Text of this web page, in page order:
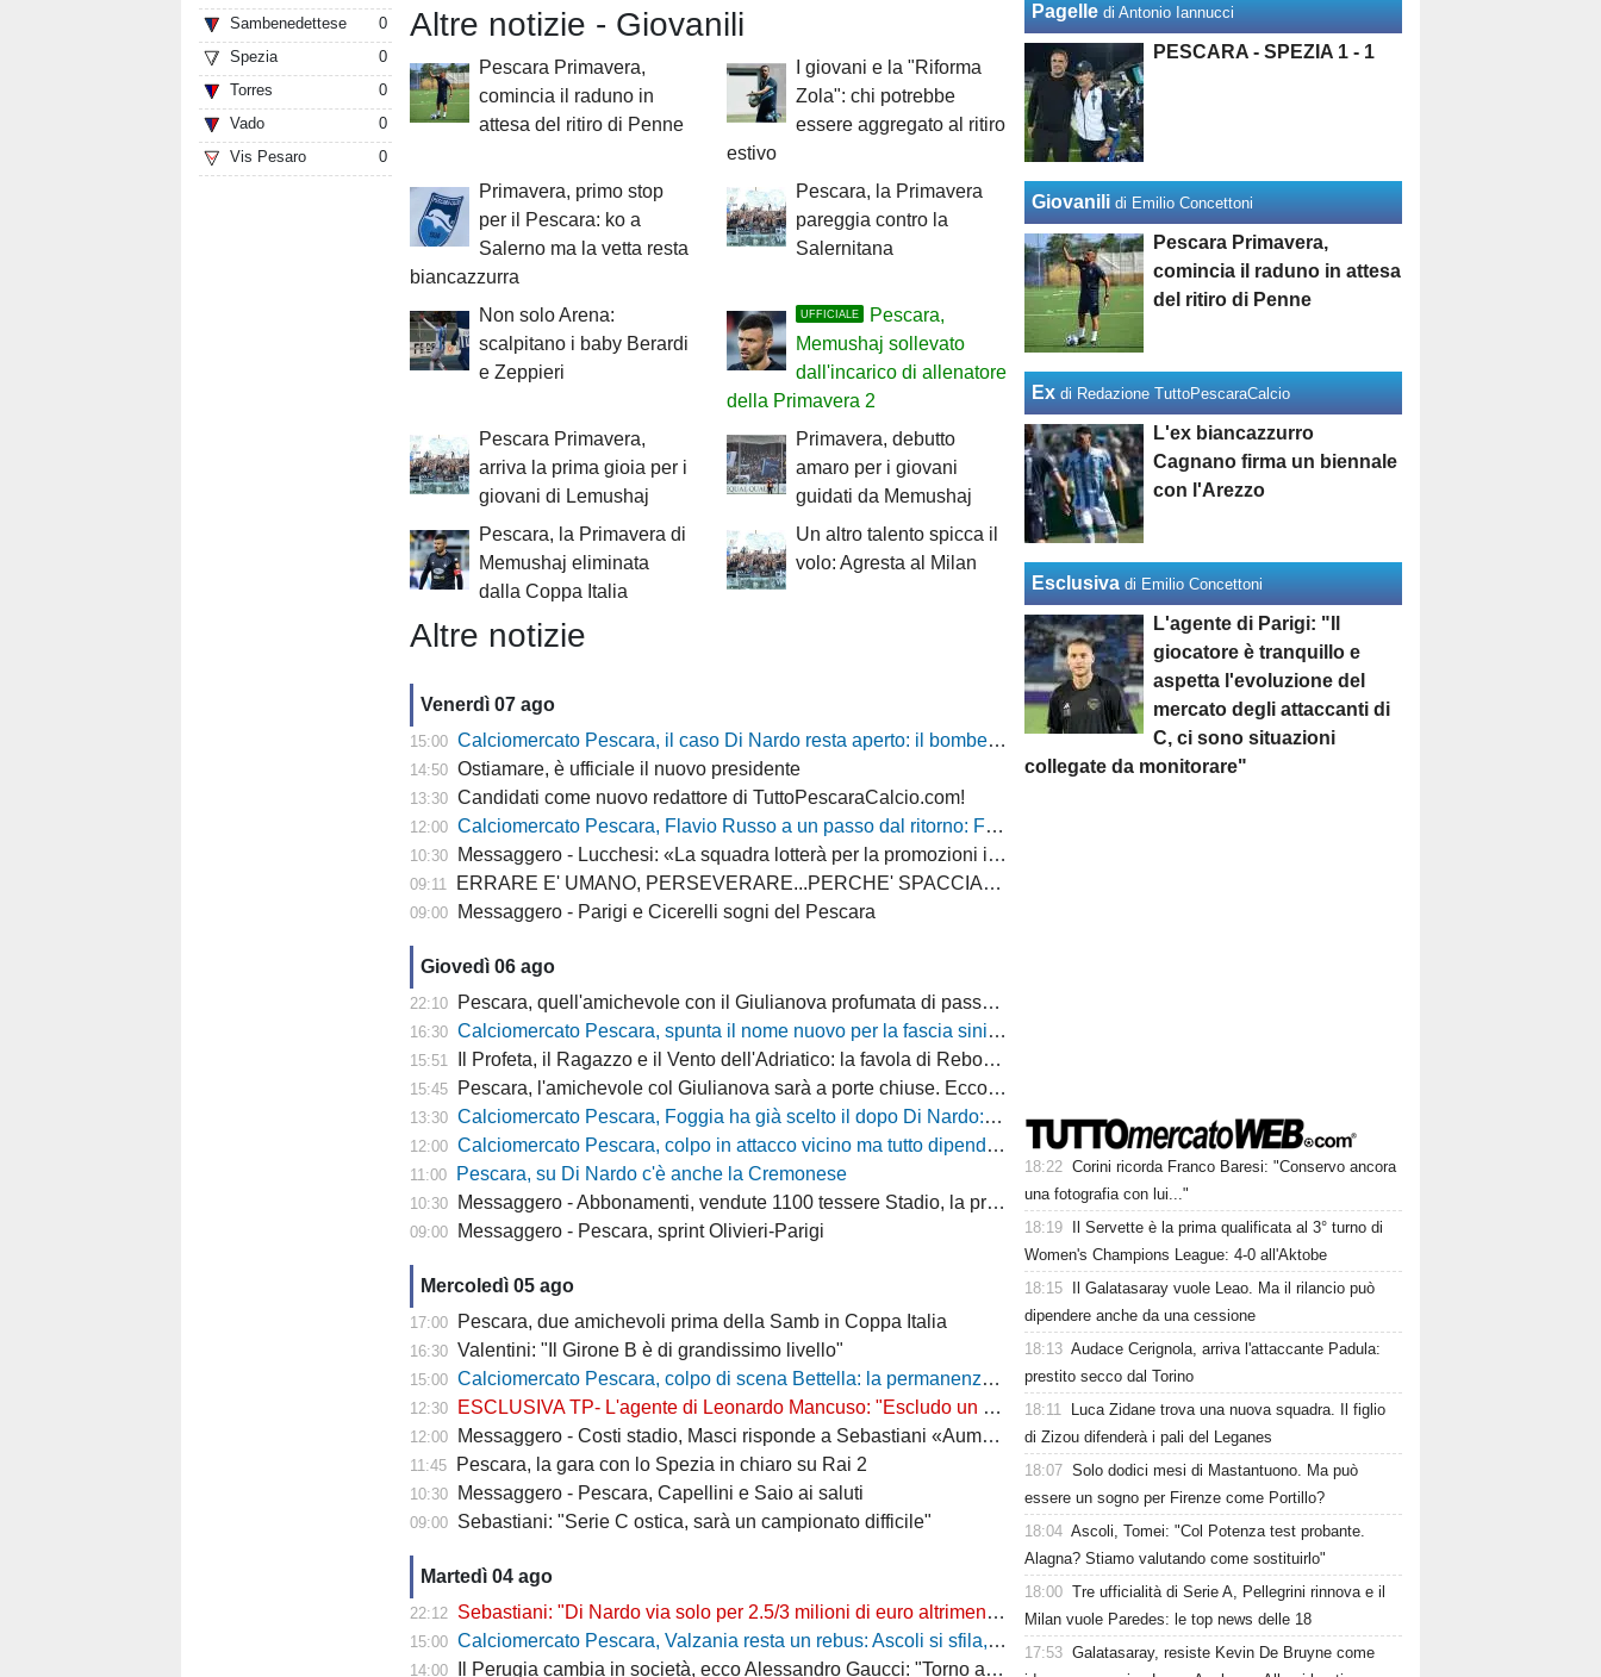
Sambenedettese
0
Spezia
0
Torres
0
Vado
0
Vis Pesaro
0
Altre notizie - Giovanili
Pescara Primavera,
comincia il raduno in
attesa del ritiro di Penne
I giovani e la "Riforma
Zola": chi potrebbe
essere aggregato al ritiro
estivo
Primavera, primo stop
per il Pescara: ko a
Salerno ma la vetta resta
biancazzurra
Pescara, la Primavera
pareggia contro la
Salernitana
Non solo Arena:
scalpitano i baby Berardi
e Zeppieri
UFFICIALE
Pescara,
Memushaj sollevato
dall'incarico di allenatore
della Primavera 2
Pescara Primavera,
arriva la prima gioia per i
giovani di Lemushaj
Primavera, debutto
amaro per i giovani
guidati da Memushaj
Pescara, la Primavera di
Memushaj eliminata
dalla Coppa Italia
Un altro talento spicca il
volo: Agresta al Milan
Altre notizie
Venerdì 07 ago
15:00 Calciomercato Pescara, il caso Di Nardo resta aperto: il bomber può anche restare in biancazzurro
14:50 Ostiamare, è ufficiale il nuovo presidente
13:30 Candidati come nuovo redattore di TuttoPescaraCalcio.com!
12:00 Calciomercato Pescara, Flavio Russo a un passo dal ritorno: Foggia accelera, il Sassuolo prepara il via libera
10:30 Messaggero - Lucchesi: «La squadra lotterà per la promozioni in serie B»
09:11 ERRARE E' UMANO, PERSEVERARE...PERCHE' SPACCIARE PER BOMBER RUSSO E ALBERTI?
09:00 Messaggero - Parigi e Cicerelli sogni del Pescara
Giovedì 06 ago
22:10 Pescara, quell'amichevole con il Giulianova profumata di passato
16:30 Calciomercato Pescara, spunta il nome nuovo per la fascia sinistra
15:51 Il Profeta, il Ragazzo e il Vento dell'Adriatico: la favola di Rebo-Gol
15:45 Pescara, l'amichevole col Giulianova sarà a porte chiuse. Ecco anche il nuovo orario
13:30 Calciomercato Pescara, Foggia ha già scelto il dopo Di Nardo: c'è un nome in cima alla lista
12:00 Calciomercato Pescara, colpo in attacco vicino ma tutto dipende da Di Nardo: il Frosinone si chiama fuori?
11:00 Pescara, su Di Nardo c'è anche la Cremonese
10:30 Messaggero - Abbonamenti, vendute 1100 tessere Stadio, la protesta dei tifosi disabili
09:00 Messaggero - Pescara, sprint Olivieri-Parigi
Mercoledì 05 ago
17:00 Pescara, due amichevoli prima della Samb in Coppa Italia
16:30 Valentini: "Il Girone B è di grandissimo livello"
15:00 Calciomercato Pescara, colpo di scena Bettella: la permanenza non è più un'ipotesi, ecco cosa sta succedendo
12:30 ESCLUSIVA TP- L'agente di Leonardo Mancuso: "Escludo un suo ritorno a Pescara, vuole rimanere in B"
12:00 Messaggero - Costi stadio, Masci risponde a Sebastiani «Aumenti per ridurre il peso sui cittadini»
11:45 Pescara, la gara con lo Spezia in chiaro su Rai 2
10:30 Messaggero - Pescara, Capellini e Saio ai saluti
09:00 Sebastiani: "Serie C ostica, sarà un campionato difficile"
Martedì 04 ago
22:12 Sebastiani: "Di Nardo via solo per 2.5/3 milioni di euro altrimenti resta a Pescara"
15:00 Calciomercato Pescara, Valzania resta un rebus: Ascoli si sfila, il Catanzaro osserva
14:00 Il Perugia cambia in società, ecco Alessandro Gaucci: "Torno a casa, ecco chi è il nuovo allenatore"
Pagelle di Antonio Iannucci
PESCARA - SPEZIA 1 - 1
Giovanili di Emilio Concettoni
Pescara Primavera,
comincia il raduno in attesa
del ritiro di Penne
Ex di Redazione TuttoPescaraCalcio
L'ex biancazzurro
Cagnano firma un biennale
con l'Arezzo
Esclusiva di Emilio Concettoni
L'agente di Parigi: "Il
giocatore è tranquillo e
aspetta l'evoluzione del
mercato degli attaccanti di
C, ci sono situazioni
collegate da monitorare"
18:22 Corini ricorda Franco Baresi: "Conservo ancora
una fotografia con lui..."
18:19
Il Servette è la prima qualificata al 3° turno di
Women's Champions League: 4-0 all'Aktobe
18:15
Il Galatasaray vuole Leao. Ma il rilancio può
dipendere anche da una cessione
18:13 Audace Cerignola, arriva l'attaccante Padula:
prestito secco dal Torino
18:11
Luca Zidane trova una nuova squadra. Il figlio
di Zizou difenderà i pali del Leganes
18:07 Solo dodici mesi di Mastantuono. Ma può
essere un sogno per Firenze come Portillo?
18:04 Ascoli, Tomei: "Col Potenza test probante.
Alagna? Stiamo valutando come sostituirlo"
18:00 Tre ufficialità di Serie A, Pellegrini rinnova e il
Milan vuole Paredes: le top news delle 18
17:53 Galatasaray, resiste Kevin De Bruyne come